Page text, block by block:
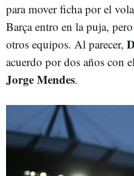
para mover ficha por el
Barça entro en la puja,
otros equipos. Al parecer,
acuerdo por dos años con
Jorge Mendes.